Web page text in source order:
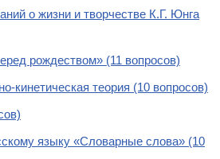
о жизни и творчестве К.Г. Юнга
рождеством» (11 вопросов)
кинетическая теория (10 вопросов)
языку «Словарные слова» (10